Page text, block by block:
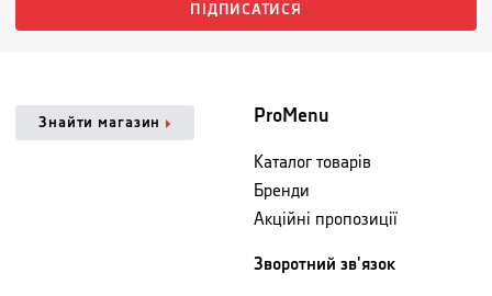
ПІДПИСАТИСЯ
Знайти магазин ProMenu
Каталог товарів
Бренди
Акційні пропозиції
Зворотний зв'язок